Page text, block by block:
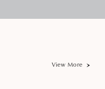
View More